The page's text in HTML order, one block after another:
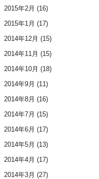
2015年2月 (16)
2015年1月 (17)
2014年12月 (15)
2014年11月 (15)
2014年10月 (18)
2014年9月 (11)
2014年8月 (16)
2014年7月 (15)
2014年6月 (17)
2014年5月 (13)
2014年4月 (17)
2014年3月 (27)